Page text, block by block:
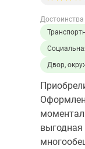
Достоинства
Двор,
выгодная